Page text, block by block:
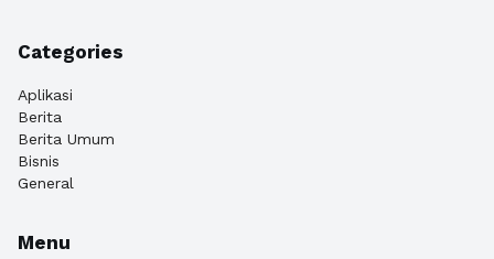
Categories
Aplikasi
Berita
Berita Umum
Bisnis
General
Menu